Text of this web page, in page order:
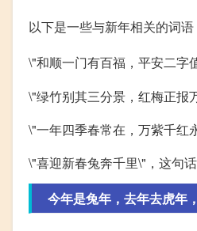
以下是一些与新年相关的词语
\"和顺一门有百福，平安二字
\"绿竹别其三分景，红梅正报
\"一年四季春常在，万紫千红
\"喜迎新春兔奔千里\"，这句
今年是兔年，去年去虎年